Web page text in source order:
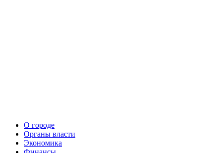
О городе
Органы власти
Экономика